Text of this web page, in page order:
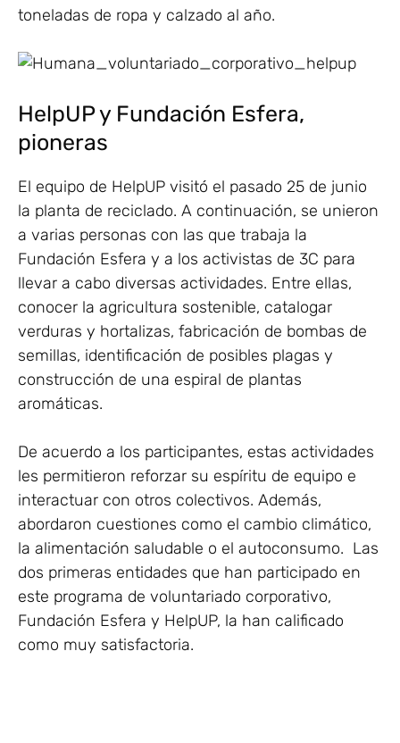
toneladas de ropa y calzado al año.
HelpUP y Fundación Esfera,
pioneras
El equipo de HelpUP visitó el pasado 25 de junio
la planta de reciclado. A continuación, se unieron
a varias personas con las que trabaja la
Fundación Esfera y a los activistas de 3C para
llevar a cabo diversas actividades. Entre ellas,
conocer la agricultura sostenible, catalogar
verduras y hortalizas, fabricación de bombas de
semillas, identificación de posibles plagas y
construcción de una espiral de plantas
aromáticas.
De acuerdo a los participantes, estas actividades
les permitieron reforzar su espíritu de equipo e
interactuar con otros colectivos. Además,
abordaron cuestiones como el cambio climático,
la alimentación saludable o el autoconsumo. Las
dos primeras entidades que han participado en
este programa de voluntariado corporativo,
Fundación Esfera y HelpUP, la han calificado
como muy satisfactoria.